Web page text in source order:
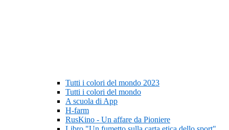
Tutti i colori del mondo 2023
Tutti i colori del mondo
A scuola di App
H-farm
RusKino - Un affare da Pioniere